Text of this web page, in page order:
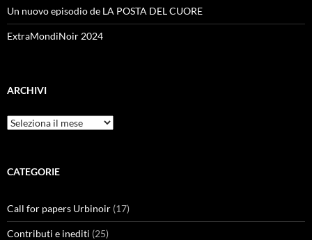
Un nuovo episodio de LA POSTA DEL CUORE
ExtraMondiNoir 2024
ARCHIVI
Archivi
CATEGORIE
Call for papers Urbinoir (17)
Contributi e inediti (25)